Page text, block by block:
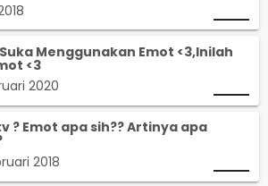
Suka Menggunakan Emot <3,Inilah
<3
2020
? Emot apa sih?? Artinya apa
2018